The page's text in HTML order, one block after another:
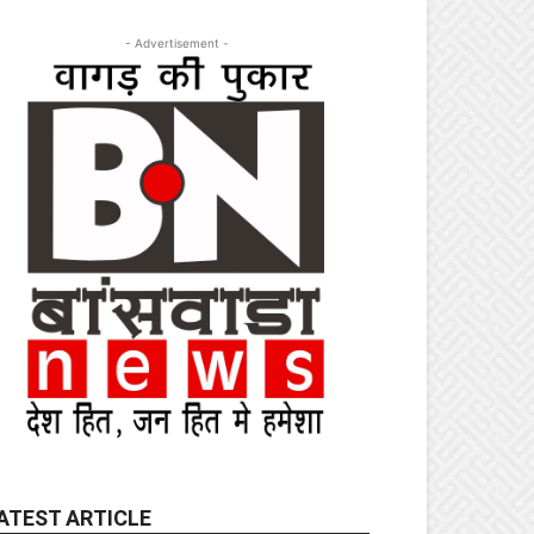
- Advertisement -
ARTICLE